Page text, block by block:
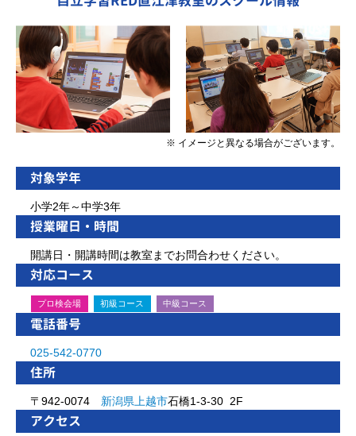
※ イメージと異なる場合がございます。
対象学年
小学2年～中学3年
授業曜日・時間
開講日・開講時間は教室までお問合わせください。
対応コース
プロ検会場 初級コース 中級コース
電話番号
025-542-0770
住所
〒942-0074 新潟県 上越市石橋1-3-30 2F
アクセス